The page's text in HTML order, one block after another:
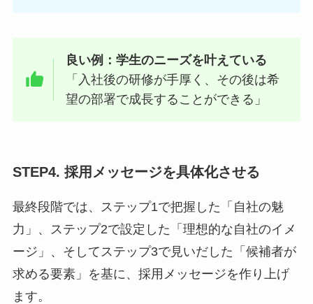
良い例：学生のニーズを叶えている
「入社後の研修が手厚く、その後は希
望の部署で成長することができる」
STEP4. 採用メッセージを具体化させる
最終段階では、ステップ1で把握した「自社の魅
力」、ステップ2で設定した「理想的な自社のイメ
ージ」、そしてステップ3で見いだした「候補者が
求める要素」を基に、採用メッセージを作り上げ
ます。